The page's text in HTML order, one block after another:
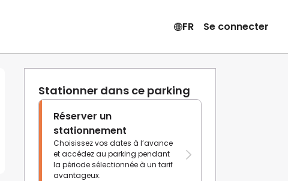
FR Se connecter
Stationner dans ce parking
Réserver un
stationnement
Choisissez vos dates à l’avance
et accédez au parking pendant
la période sélectionnée à un tarif
avantageux.